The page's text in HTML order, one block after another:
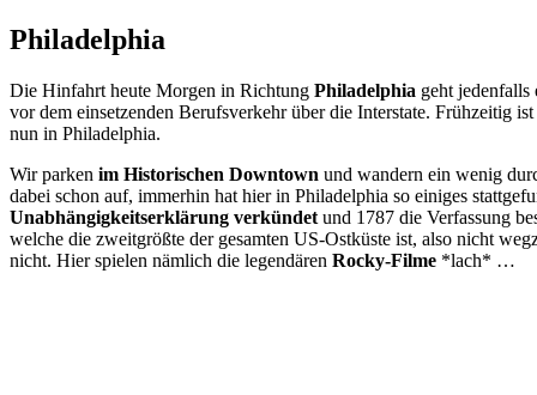
Philadelphia
Die Hinfahrt heute Morgen in Richtung Philadelphia geht
vor dem einsetzenden Berufsverkehr über die Interstate. Frühzeitig
nun in Philadelphia.
Wir parken im Historischen Downtown und wandern ein wenig
dabei schon auf, immerhin hat hier in Philadelphia so einiges
Unabhängigkeitserklärung verkündet und 1787 die Verfassung
welche die zweitgrößte der gesamten US-Ostküste ist, also nicht
nicht. Hier spielen nämlich die legendären Rocky-Filme *lach* …